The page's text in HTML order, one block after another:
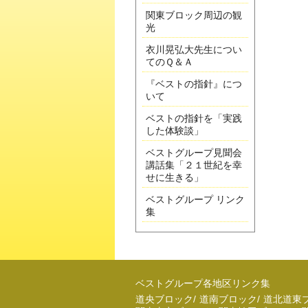
関東ブロック周辺の観
光
衣川晃弘大先生につい
てのＱ＆Ａ
『ベストの指針』につ
いて
ベストの指針を「実践
した体験談」
ベストグループ見聞会
講話集「２１世紀を幸
せに生きる」
ベストグループ リンク
集
ベストグループ各地区リンク集
道央ブロック/ 道南ブロック/ 道北道東